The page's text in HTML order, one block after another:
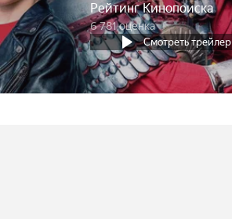
Рейтинг Кинопоиска
6 781 оценка
Смотреть трейлер